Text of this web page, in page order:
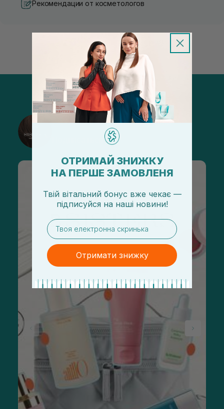
Рекомендации от косметологов
@sisters_stelmakh в Instagram
ОТРИМАЙ ЗНИЖКУ
НА ПЕРШЕ ЗАМОВЛЕНЯ
Твій вітальний бонус вже чекає —
підписуйся на наші новини!
email
Отримати знижку